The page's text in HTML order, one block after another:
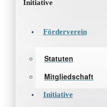
Initiative
Förderverein
Statuten
Mitgliedschaft
Initiative